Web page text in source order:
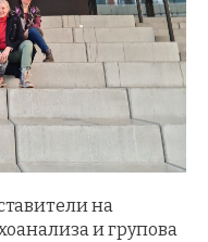
на
и групова